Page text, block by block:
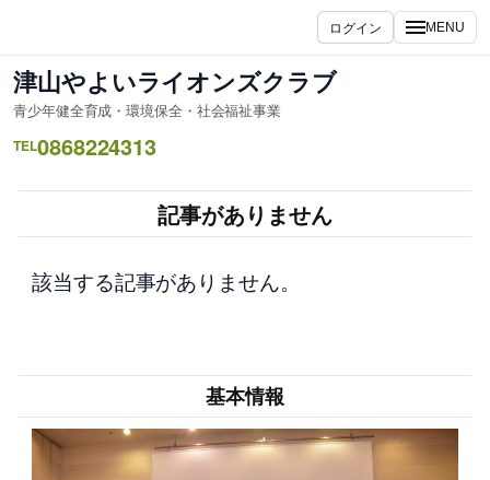
を
ス
キ
ッ
ログイン MENU
津山やよいライオンズクラブ
青少年健全育成・環境保全・社会福祉事業
TEL0868224313
記事がありません
該当する記事がありません。
基本情報